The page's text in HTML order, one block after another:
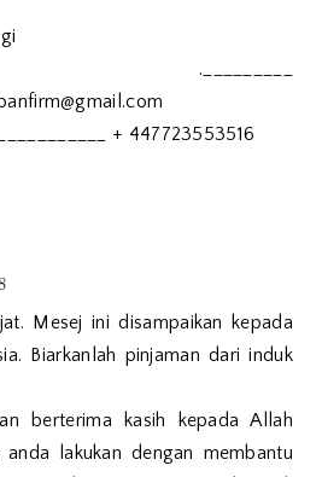
+ 447723553516
Mesej ini disampaikan kepada
Biarkanlah pinjaman dari induk
berterima kasih kepada Allah
anda lakukan dengan membantu